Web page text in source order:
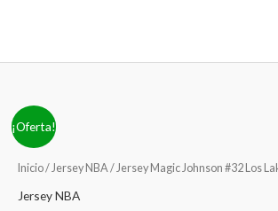
¡Oferta!
Inicio/Jersey NBA/ Jersey Magic Johnson #32 Los
Jersey NBA
precio
precio
Jersey
Magic
Johnson
#32